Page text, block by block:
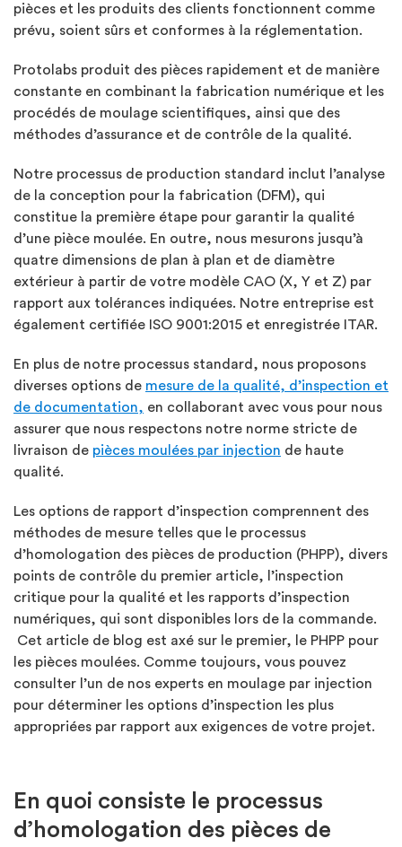
pièces et les produits des clients fonctionnent comme
prévu, soient sûrs et conformes à la réglementation.
Protolabs produit des pièces rapidement et de manière
constante en combinant la fabrication numérique et les
procédés de moulage scientifiques, ainsi que des
méthodes d’assurance et de contrôle de la qualité.
Notre processus de production standard inclut l’analyse
de la conception pour la fabrication (DFM), qui
constitue la première étape pour garantir la qualité
d’une pièce moulée. En outre, nous mesurons jusqu’à
quatre dimensions de plan à plan et de diamètre
extérieur à partir de votre modèle CAO (X, Y et Z) par
rapport aux tolérances indiquées. Notre entreprise est
également certifiée ISO 9001:2015 et enregistrée ITAR.
En plus de notre processus standard, nous proposons
diverses options de mesure de la qualité, d’inspection et
de documentation, en collaborant avec vous pour nous
assurer que nous respectons notre norme stricte de
livraison de pièces moulées par injection de haute
qualité.
Les options de rapport d’inspection comprennent des
méthodes de mesure telles que le processus
d’homologation des pièces de production (PHPP), divers
points de contrôle du premier article, l’inspection
critique pour la qualité et les rapports d’inspection
numériques, qui sont disponibles lors de la commande.
Cet article de blog est axé sur le premier, le PHPP pour
les pièces moulées. Comme toujours, vous pouvez
consulter l’un de nos experts en moulage par injection
pour déterminer les options d’inspection les plus
appropriées par rapport aux exigences de votre projet.
En quoi consiste le processus
d’homologation des pièces de